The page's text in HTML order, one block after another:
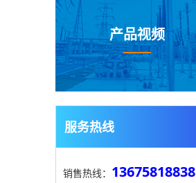
产品视频
服务热线
销售热线： 13675818838